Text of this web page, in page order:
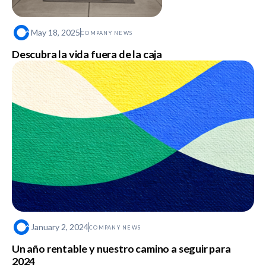
May 18, 2025COMPANY NEWS
Descubra la vida fuera de la caja
January 2, 2024COMPANY NEWS
Un año rentable y nuestro camino a seguir para
2024